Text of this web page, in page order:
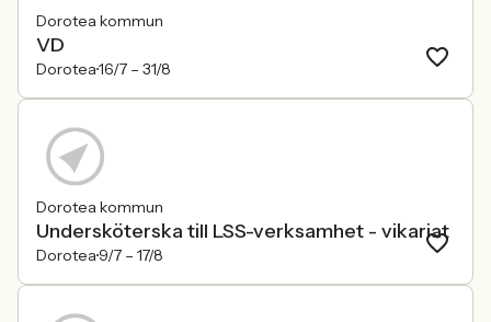
Dorotea kommun
VD
Dorotea16/7 – 31/8
Dorotea kommun
Undersköterska till LSS-verksamhet - vikariat
Dorotea 9/7 – 17/8